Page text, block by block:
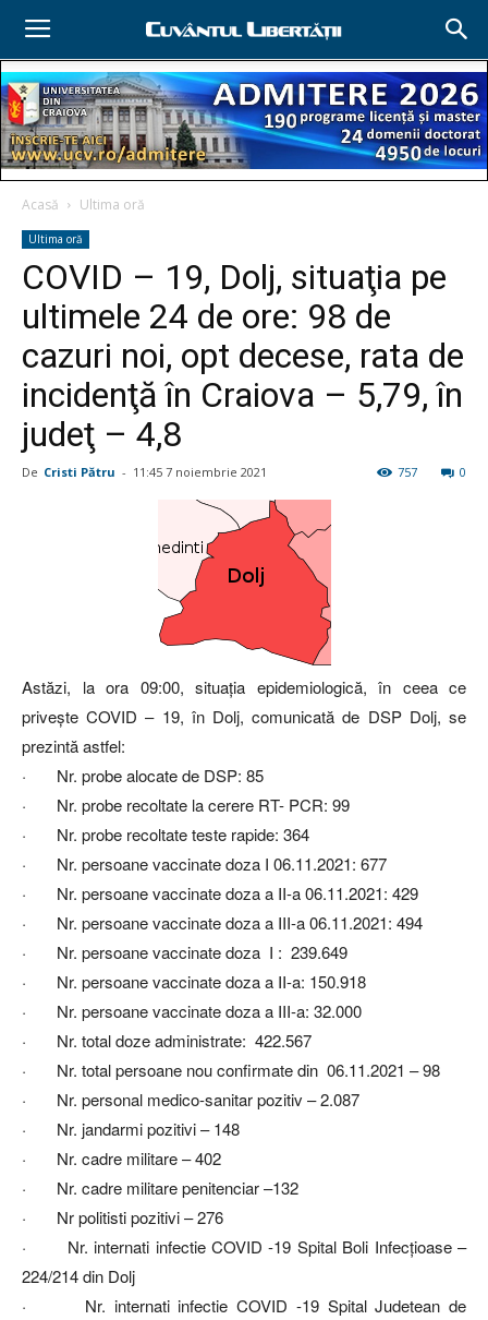
Acasă Ultima oră
Ultima oră
COVID – 19, Dolj, situaţia pe
ultimele 24 de ore: 98 de
cazuri noi, opt decese, rata de
incidenţă în Craiova – 5,79, în
judeţ – 4,8
De Cristi Pătru - 11:45 7 noiembrie 2021 0
757
Astăzi, la ora 09:00, situaţia epidemiologică, în ceea ce
priveşte COVID – 19, în Dolj, comunicată de DSP Dolj, se
prezintă astfel:
· Nr. probe alocate de DSP: 85
· Nr. probe recoltate la cerere RT- PCR: 99
· Nr. probe recoltate teste rapide: 364
· Nr. persoane vaccinate doza I 06.11.2021: 677
· Nr. persoane vaccinate doza a II-a 06.11.2021: 429
· Nr. persoane vaccinate doza a III-a 06.11.2021: 494
· Nr. persoane vaccinate doza I : 239.649
· Nr. persoane vaccinate doza a II-a: 150.918
· Nr. persoane vaccinate doza a III-a: 32.000
· Nr. total doze administrate: 422.567
· Nr. total persoane nou confirmate din 06.11.2021 – 98
· Nr. personal medico-sanitar pozitiv – 2.087
· Nr. jandarmi pozitivi – 148
· Nr. cadre militare – 402
· Nr. cadre militare penitenciar –132
· Nr politisti pozitivi – 276
· Nr. internati infectie COVID -19 Spital Boli Infecţioase –
224/214 din Dolj
· Nr. internati infectie COVID -19 Spital Judetean de